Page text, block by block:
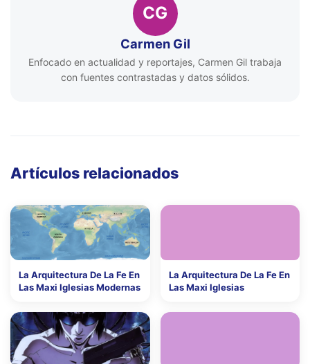
CG
Carmen Gil
Enfocado en actualidad y reportajes, Carmen Gil trabaja
con fuentes contrastadas y datos sólidos.
Artículos relacionados
La Arquitectura De La Fe En
Las Maxi Iglesias Modernas
La Arquitectura De La Fe En
Las Maxi Iglesias